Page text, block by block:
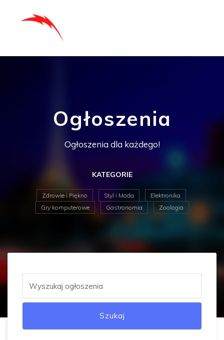
Ogłoszenia
Ogłoszenia dla każdego!
KATEGORIE
Zdrowie i Piękno Styl i Moda
Elektronika
Gry komputerowe
Gastronomia Zoologia
Szukaj